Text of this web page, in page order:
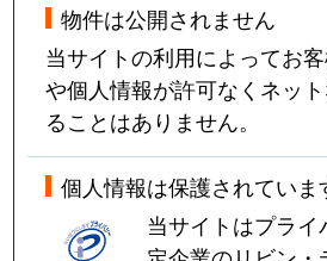
物件は公開されません
当サイトの利用によってお
や個人情報が許可なくネッ
ることはありません。
個人情報は保護されていま
当サイトはプラ